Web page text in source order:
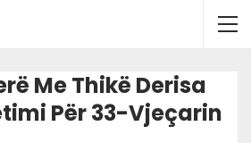
Me Thikë Derisa
Për 33-Vjeçarin